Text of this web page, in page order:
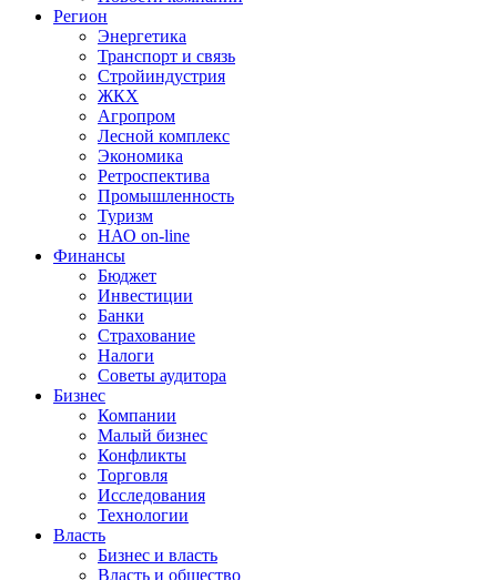
Регион
Энергетика
Транспорт и связь
Стройиндустрия
ЖКХ
Агропром
Лесной комплекс
Экономика
Ретроспектива
Промышленность
Туризм
НАО on-line
Финансы
Бюджет
Инвестиции
Банки
Страхование
Налоги
Советы аудитора
Бизнес
Компании
Малый бизнес
Конфликты
Торговля
Исследования
Технологии
Власть
Бизнес и власть
Власть и общество